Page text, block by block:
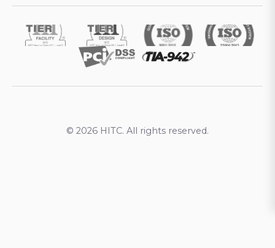
© 2026 HITC. All rights reserved.